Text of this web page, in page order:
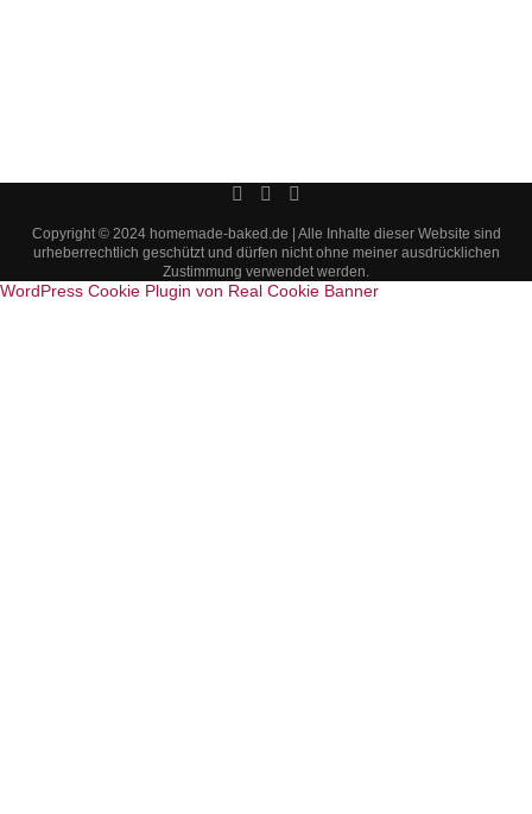
Copyright © 2024 homemade-baked.de | Alle Inhalte dieser Website sind
urheberrechtlich geschützt und dürfen nicht ohne meiner ausdrücklichen
Zustimmung verwendet werden.
WordPress Cookie Plugin von Real Cookie Banner